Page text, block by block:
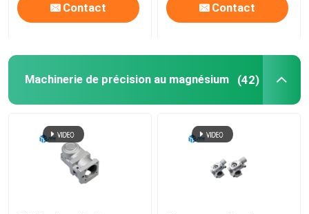
Service d'assemblage mécanique
Contact Contact
Machinerie de précision au magnésium (42)